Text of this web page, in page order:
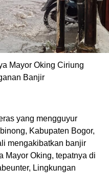
Mayor Oking Ciriung
Banjir
yang mengguyur
Kabupaten Bogor,
mengakibatkan banjir
Mayor Oking, tepatnya di
Lingkungan